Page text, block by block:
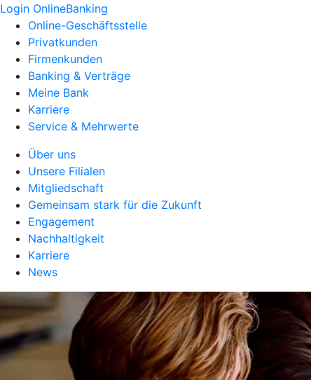
Login OnlineBanking
Online-Geschäftsstelle
Privatkunden
Firmenkunden
Banking & Verträge
Meine Bank
Karriere
Service & Mehrwerte
Über uns
Unsere Filialen
Mitgliedschaft
Gemeinsam stark für die Zukunft
Engagement
Nachhaltigkeit
Karriere
News